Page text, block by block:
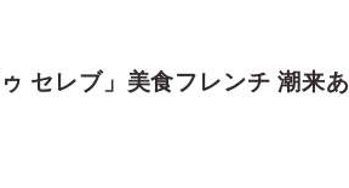
セレブ」美食フレンチ 潮来あ